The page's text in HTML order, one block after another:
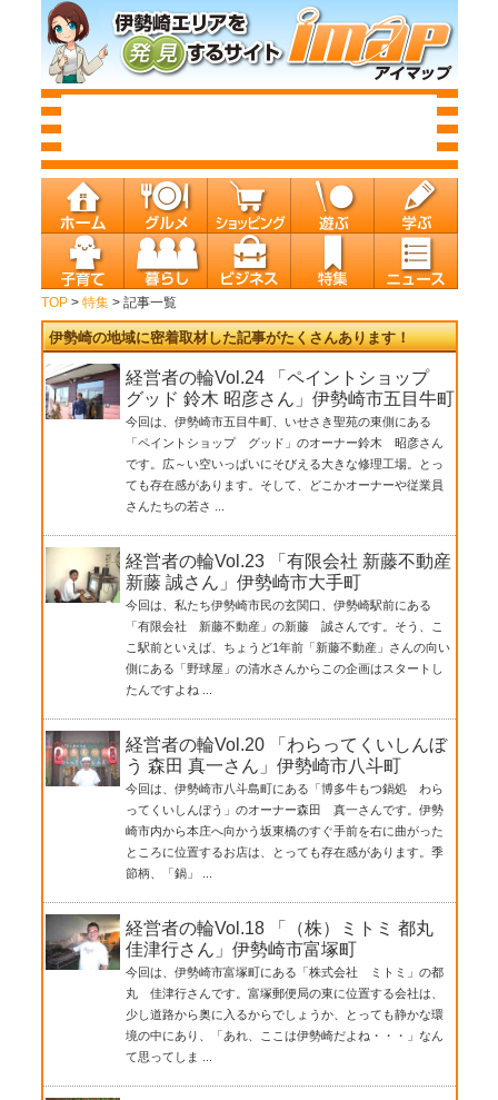
TOP> 特集> 記事一覧
伊勢崎の地域に密着取材した記事がたくさんあります！
経営者の輪Vol.24 「ペイントショップ
グッド 鈴木 昭彦さん」伊勢崎市五目牛町
今回は、伊勢崎市五目牛町、いせさき聖苑の東側にある
「ペイントショップ グッド」のオーナー鈴木 昭彦さん
です。広～い空いっぱいにそびえる大きな修理工場。とっ
ても存在感があります。そして、どこかオーナーや従業員
さんたちの若さ ...
経営者の輪Vol.23 「有限会社 新藤不動産
新藤 誠さん」伊勢崎市大手町
今回は、私たち伊勢崎市民の玄関口、伊勢崎駅前にある
「有限会社 新藤不動産」の新藤 誠さんです。そう、こ
こ駅前といえば、ちょうど1年前「新藤不動産」さんの向い
側にある「野球屋」の清水さんからこの企画はスタートし
たんですよね ...
経営者の輪Vol.20 「わらってくいしんぼ
う 森田 真一さん」伊勢崎市八斗町
今回は、伊勢崎市八斗島町にある「博多牛もつ鍋処 わら
ってくいしんぼう」のオーナー森田 真一さんです。伊勢
崎市内から本庄へ向かう坂東橋のすぐ手前を右に曲がった
ところに位置するお店は、とっても存在感があります。季
節柄、「鍋」 ...
経営者の輪Vol.18 「（株）ミトミ 都丸
佳津行さん」伊勢崎市富塚町
今回は、伊勢崎市富塚町にある「株式会社 ミトミ」の都
丸 佳津行さんです。富塚郵便局の東に位置する会社は、
少し道路から奥に入るからでしょうか、とっても静かな環
境の中にあり、「あれ、ここは伊勢崎だよね・・・」なん
て思ってしま ...